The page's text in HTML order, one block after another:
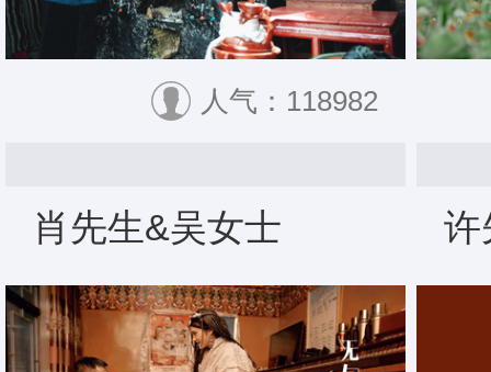
人气：118982
肖先生&吴女士 许